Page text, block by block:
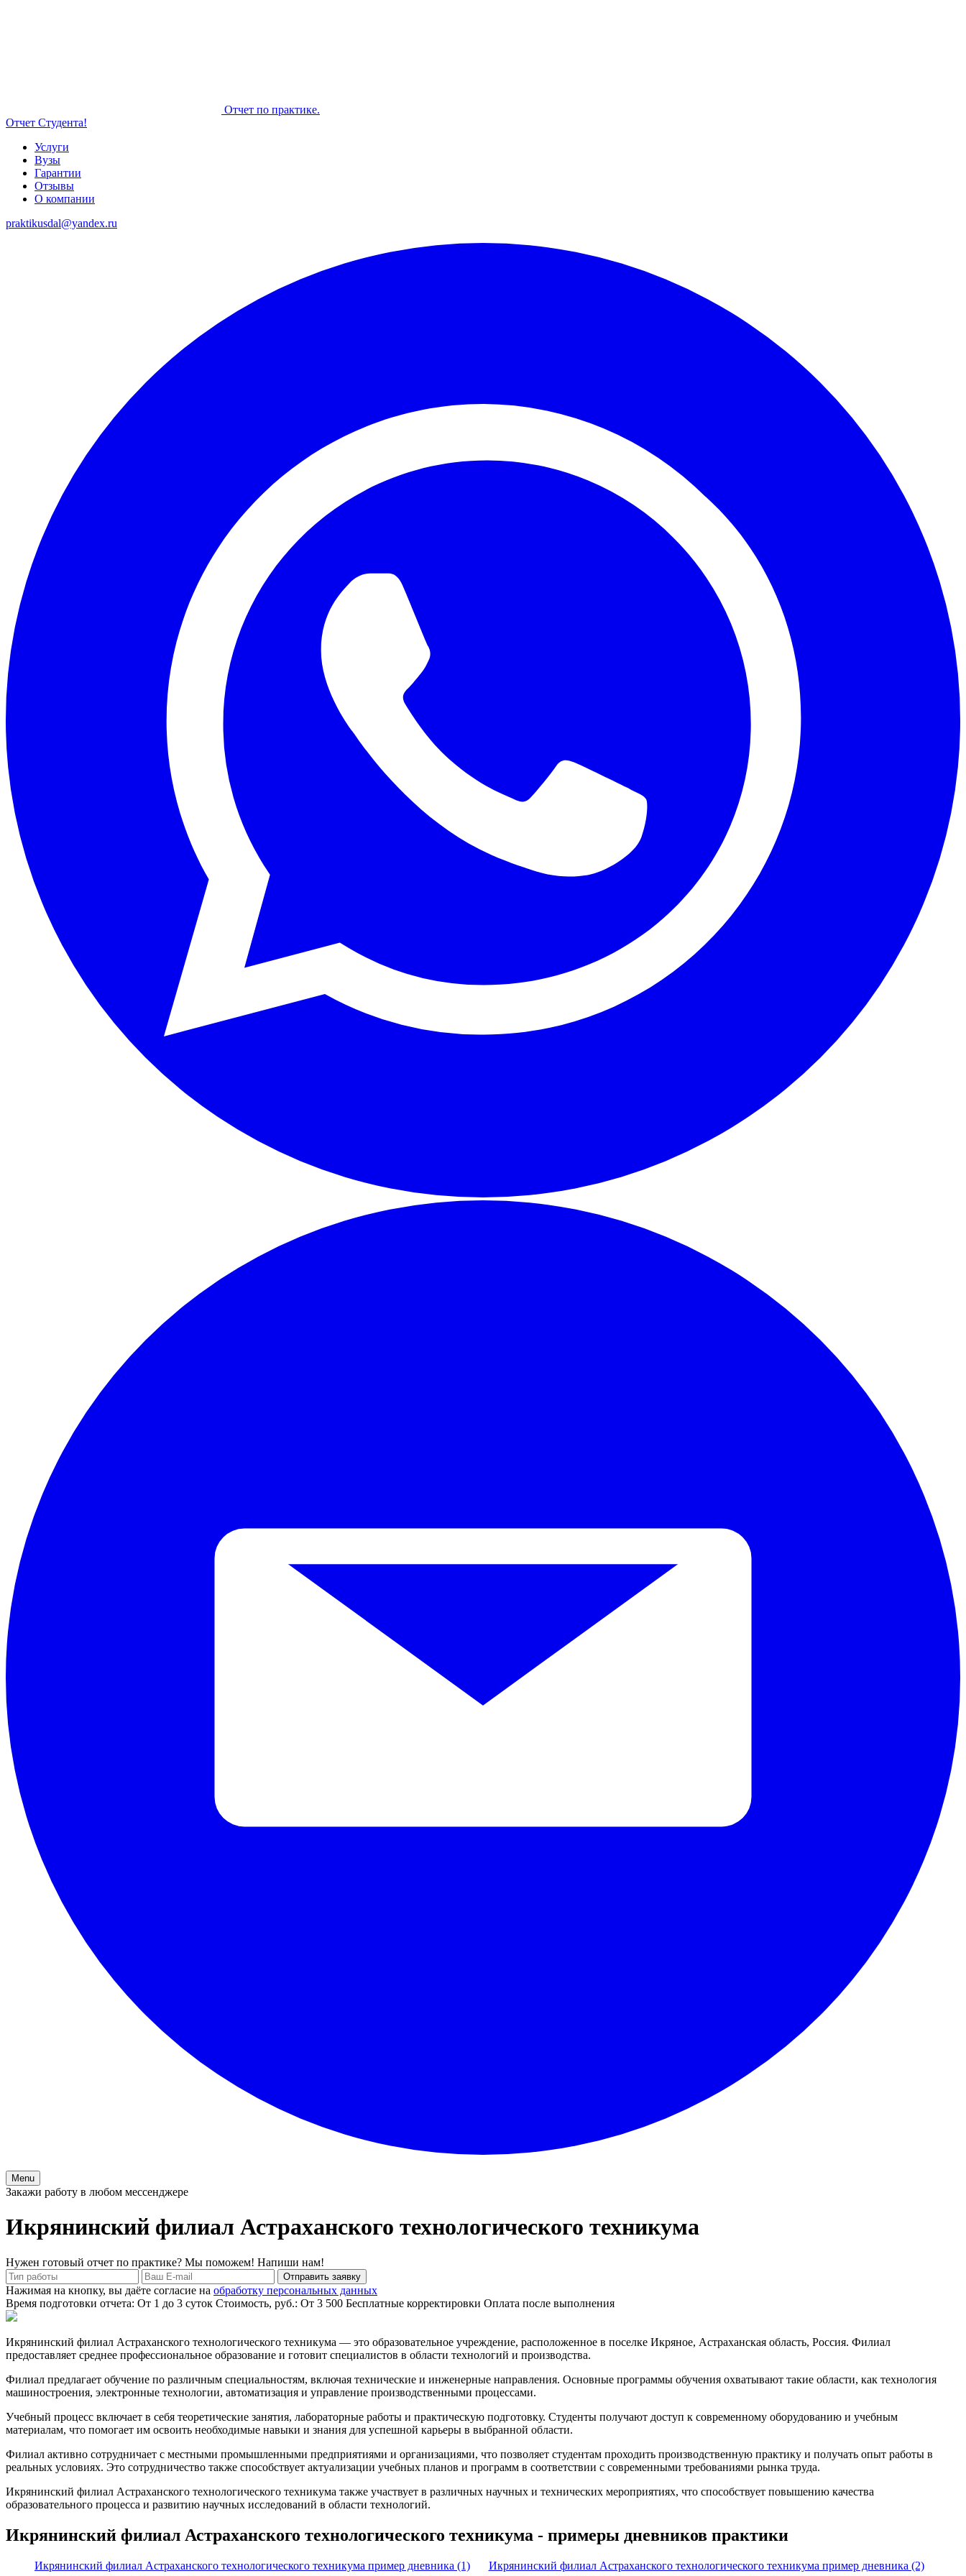
Отчет по практике.
Отчет Студента!
Услуги
Вузы
Гарантии
Отзывы
О компании
praktikusdal@yandex.ru
Menu
Закажи работу в любом мессенджере
Икрянинский филиал Астраханского технологического техникума
Нужен готовый отчет по практике? Мы поможем! Напиши нам!
Отправить заявку
Нажимая на кнопку, вы даёте согласие на обработку персональных данных
Время подготовки отчета: От 1 до 3 суток Стоимость, руб.: От 3 500 Бесплатные корректировки Оплата после выполнения
Икрянинский филиал Астраханского технологического техникума — это образовательное учреждение, расположенное в поселке Икряное, Астраханская область, Россия. Филиал
предоставляет среднее профессиональное образование и готовит специалистов в области технологий и производства.
Филиал предлагает обучение по различным специальностям, включая технические и инженерные направления. Основные программы обучения охватывают такие области, как технология
машиностроения, электронные технологии, автоматизация и управление производственными процессами.
Учебный процесс включает в себя теоретические занятия, лабораторные работы и практическую подготовку. Студенты получают доступ к современному оборудованию и учебным
материалам, что помогает им освоить необходимые навыки и знания для успешной карьеры в выбранной области.
Филиал активно сотрудничает с местными промышленными предприятиями и организациями, что позволяет студентам проходить производственную практику и получать опыт работы в
реальных условиях. Это сотрудничество также способствует актуализации учебных планов и программ в соответствии с современными требованиями рынка труда.
Икрянинский филиал Астраханского технологического техникума также участвует в различных научных и технических мероприятиях, что способствует повышению качества
образовательного процесса и развитию научных исследований в области технологий.
Икрянинский филиал Астраханского технологического техникума - примеры дневников практики
Икрянинский филиал Астраханского технологического техникума пример дневника (1) Икрянинский филиал Астраханского технологического техникума пример дневника (2)